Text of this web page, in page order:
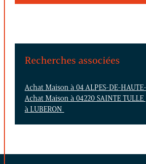
Recherches associées
Achat Maison à 04 ALPES-DE-
Achat Maison à 04220 SAINTE TULLE
à LUBERON